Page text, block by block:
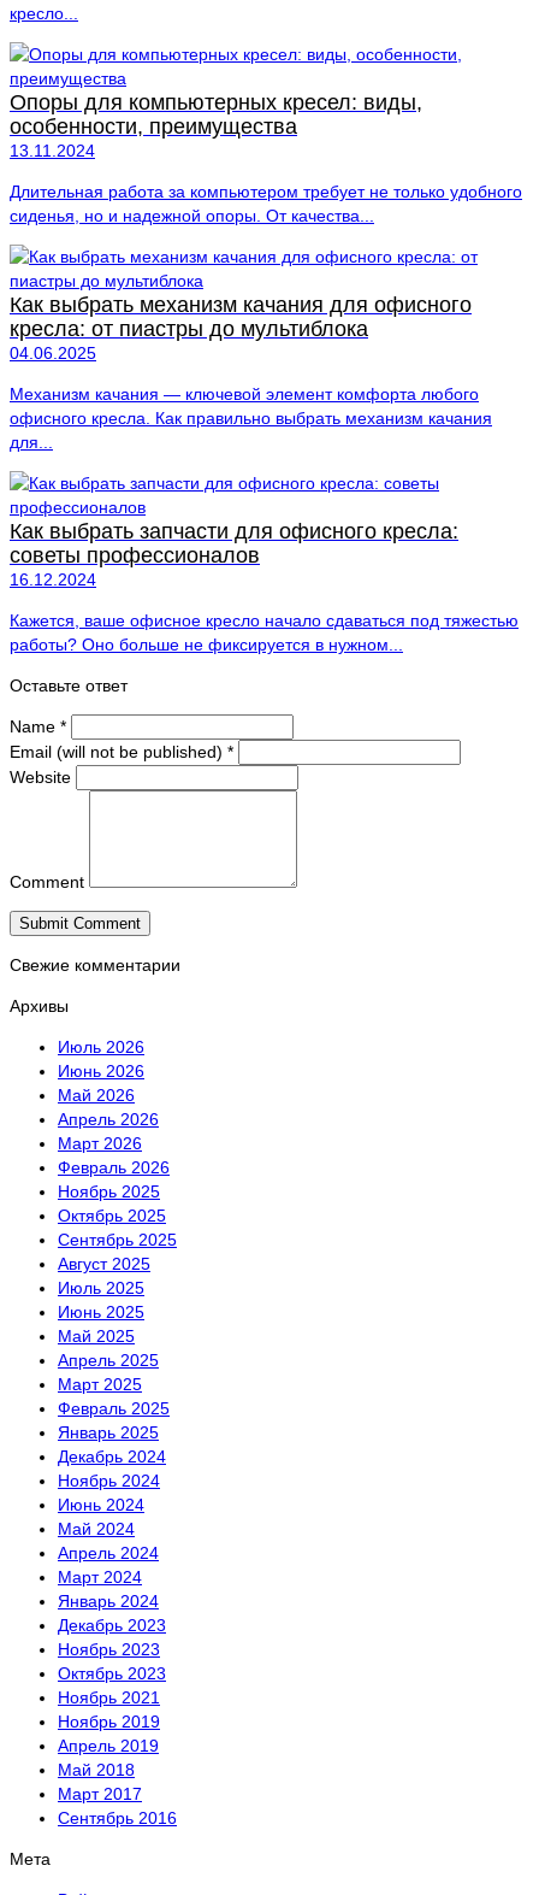
кресло...
Опоры для компьютерных кресел: виды,
особенности, преимущества
13.11.2024
Длительная работа за компьютером требует не только удобного
сиденья, но и надежной опоры. От качества...
Как выбрать механизм качания для офисного
кресла: от пиастры до мультиблока
04.06.2025
Механизм качания — ключевой элемент комфорта любого
офисного кресла. Как правильно выбрать механизм качания
для...
Как выбрать запчасти для офисного кресла:
советы профессионалов
16.12.2024
Кажется, ваше офисное кресло начало сдаваться под тяжестью
работы? Оно больше не фиксируется в нужном...
Оставьте ответ
Name *
Email (will not be published) *
Website
Comment
Свежие комментарии
Архивы
Июль 2026
Июнь 2026
Май 2026
Апрель 2026
Март 2026
Февраль 2026
Ноябрь 2025
Октябрь 2025
Сентябрь 2025
Август 2025
Июль 2025
Июнь 2025
Май 2025
Апрель 2025
Март 2025
Февраль 2025
Январь 2025
Декабрь 2024
Ноябрь 2024
Июнь 2024
Май 2024
Апрель 2024
Март 2024
Январь 2024
Декабрь 2023
Ноябрь 2023
Октябрь 2023
Ноябрь 2021
Ноябрь 2019
Апрель 2019
Май 2018
Март 2017
Сентябрь 2016
Мета